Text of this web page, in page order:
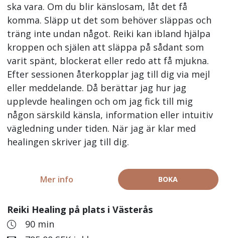
ska vara. Om du blir känslosam, låt det få
komma. Släpp ut det som behöver släppas och
träng inte undan något. Reiki kan ibland hjälpa
kroppen och själen att släppa på sådant som
varit spänt, blockerat eller redo att få mjukna.
Efter sessionen återkopplar jag till dig via mejl
eller meddelande. Då berättar jag hur jag
upplevde healingen och om jag fick till mig
någon särskild känsla, information eller intuitiv
vägledning under tiden. När jag är klar med
healingen skriver jag till dig.
BOKA
Mer info
Reiki Healing på plats i Västerås
90 min